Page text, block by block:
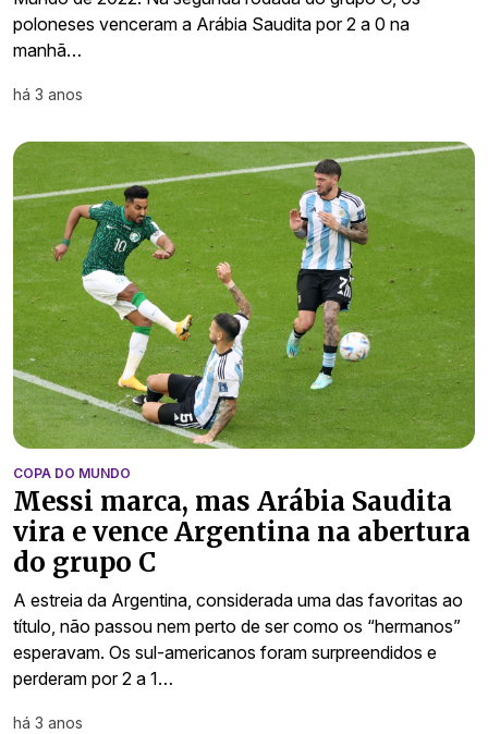
poloneses venceram a Arábia Saudita por 2 a 0 na
manhã…
há 3 anos
COPA DO MUNDO
Messi marca, mas Arábia Saudita
vira e vence Argentina na abertura
do grupo C
A estreia da Argentina, considerada uma das favoritas ao
título, não passou nem perto de ser como os “hermanos”
esperavam. Os sul-americanos foram surpreendidos e
perderam por 2 a 1…
há 3 anos